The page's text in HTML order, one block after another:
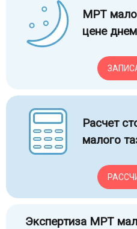
МРТ
цене днем
Расчет
малого
Экспертиза МРТ